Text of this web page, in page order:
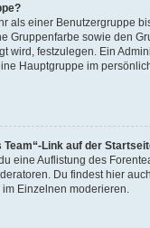
als einer Benutzergruppe
Gruppenfarbe sowie den
wird, festzulegen. Ein
Hauptgruppe im
Team“-Link auf der
eine Auflistung des
Du findest hier
Einzelnen moderieren.